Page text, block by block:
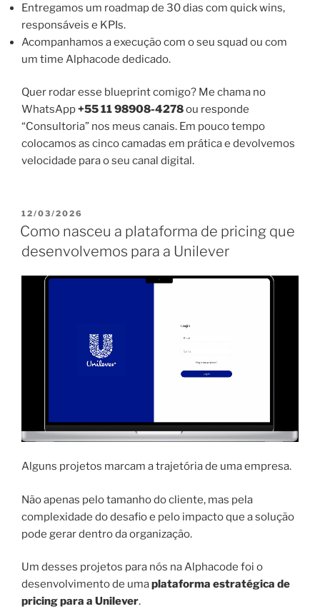
Entregamos um roadmap de 30 dias com quick wins,
responsáveis e KPIs.
Acompanhamos a execução com o seu squad ou com
um time Alphacode dedicado.
Quer rodar esse blueprint comigo? Me chama no
WhatsApp+55 11 98908-4278ou responde
“Consultoria” nos meus canais. Em pouco tempo
colocamos as cinco camadas em prática e devolvemos
velocidade para o seu canal digital.
PUBLICADO
EM
12/03/2026
Como nasceu a plataforma de pricing que
desenvolvemos para a Unilever
Alguns projetos marcam a trajetória de uma empresa.
Não apenas pelo tamanho do cliente, mas pela
complexidade do desafio e pelo impacto que a solução
pode gerar dentro da organização.
Um desses projetos para nós na Alphacode foi o
desenvolvimento de umaplataforma estratégica de
pricing para a Unilever.